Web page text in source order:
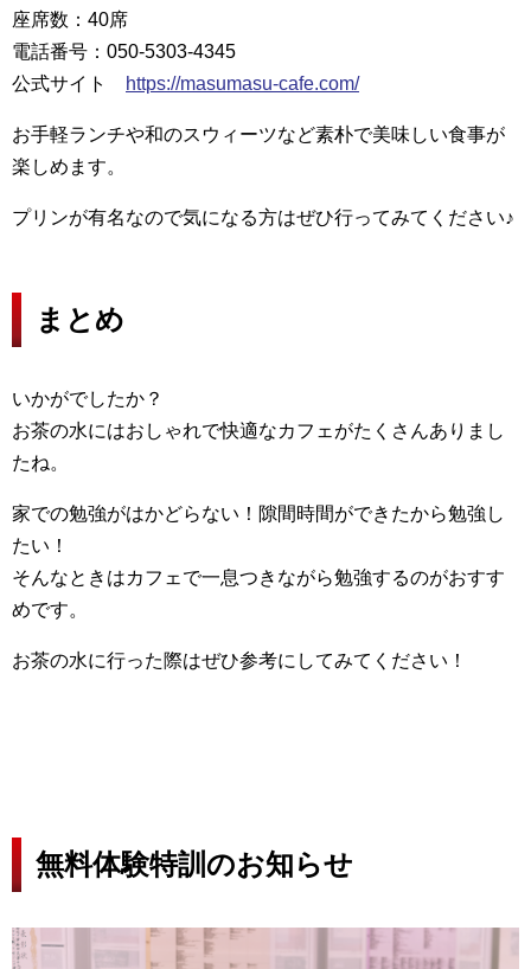
座席数：40席
電話番号：050-5303-4345
公式サイト
https://masumasu-cafe.com/
お手軽ランチや和のスウィーツなど素朴で美味しい食事が
楽しめます。
プリンが有名なので気になる方はぜひ行ってみてください♪
まとめ
いかがでしたか？
お茶の水にはおしゃれで快適なカフェがたくさんありまし
たね。
家での勉強がはかどらない！隙間時間ができたから勉強し
たい！
そんなときはカフェで一息つきながら勉強するのがおすす
めです。
お茶の水に行った際はぜひ参考にしてみてください！
無料体験特訓のお知らせ